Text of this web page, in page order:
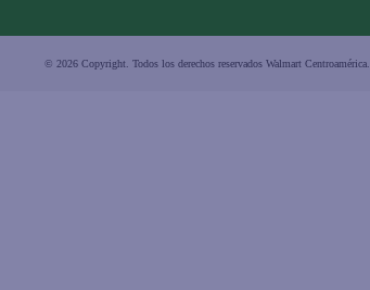
© 2026 Copyright. Todos los derechos reservados Walmart Centroamérica.